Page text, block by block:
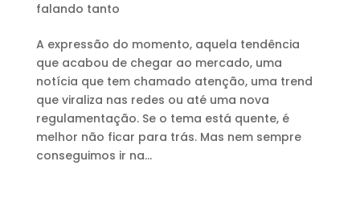
falando tanto
A expressão do momento, aquela tendência
que acabou de chegar ao mercado, uma
notícia que tem chamado atenção, uma trend
que viraliza nas redes ou até uma nova
regulamentação. Se o tema está quente, é
melhor não ficar para trás. Mas nem sempre
conseguimos ir na...